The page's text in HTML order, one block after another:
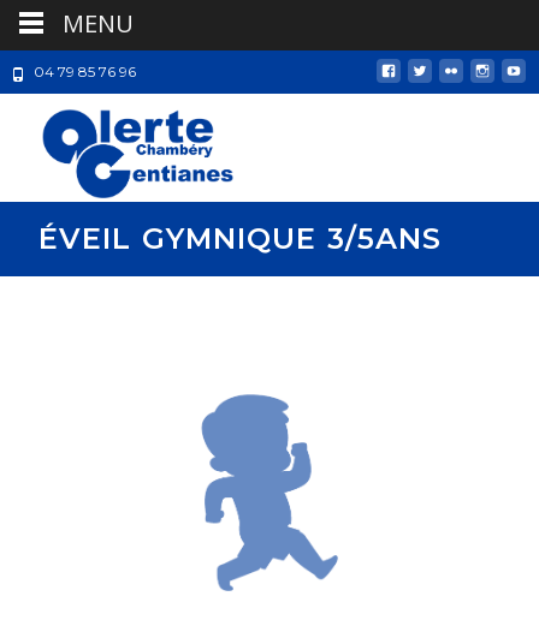
04 79 85 76 96
ÉVEIL GYMNIQUE 3/5ANS
MENU